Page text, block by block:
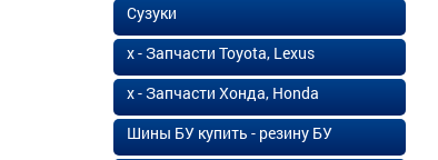
Сузуки
х - Запчасти Toyota, Lexus
х - Запчасти Хонда, Honda
Шины БУ купить - резину БУ